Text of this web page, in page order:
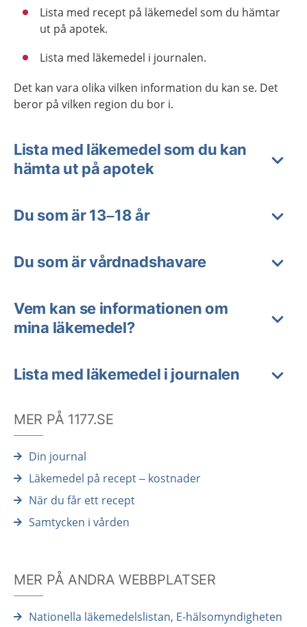
Lista med recept på läkemedel som du hämtar
ut på apotek.
Lista med läkemedel i journalen.
Det kan vara olika vilken information du kan se. Det
beror på vilken region du bor i.
Lista med läkemedel som du kan
hämta ut på apotek
Du som är 13–18 år
Du som är vårdnadshavare
Vem kan se informationen om
mina läkemedel?
Lista med läkemedel i journalen
MER PÅ 1177.SE
Din journal
Läkemedel på recept – kostnader
När du får ett recept
Samtycken i vården
MER PÅ ANDRA WEBBPLATSER
Nationella läkemedelslistan, E-hälsomyndigheten